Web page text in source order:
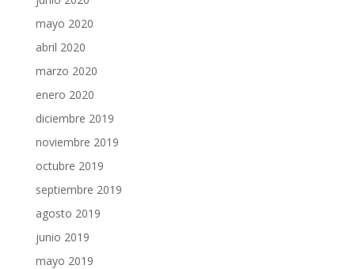
mayo 2020
abril 2020
marzo 2020
enero 2020
diciembre 2019
noviembre 2019
octubre 2019
septiembre 2019
agosto 2019
junio 2019
mayo 2019